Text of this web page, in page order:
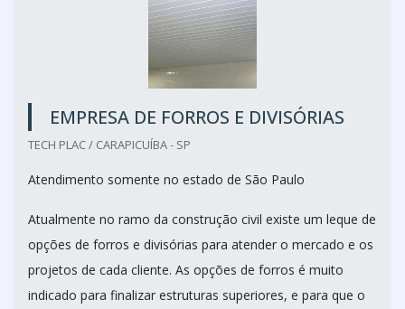
EMPRESA DE FORROS E DIVISÓRIAS
TECH PLAC / CARAPICUÍBA - SP
Atendimento somente no estado de São Paulo
Atualmente no ramo da construção civil existe um leque de
opções de forros e divisórias para atender o mercado e os
projetos de cada cliente. As opções de forros é muito
indicado para finalizar estruturas superiores, e para que o